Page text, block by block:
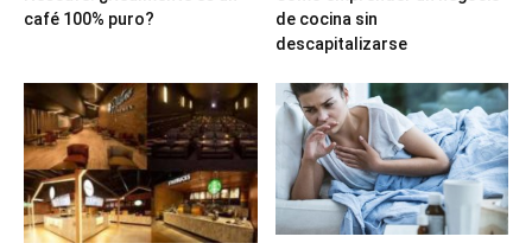
café 100% puro?
de cocina sin
descapitalizarse